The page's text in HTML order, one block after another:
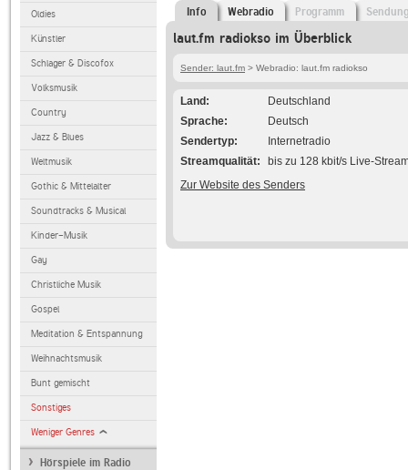
Oldies
Künstler
Schlager & Discofox
Volksmusik
Country
Jazz & Blues
Weltmusik
Gothic & Mittelalter
Soundtracks & Musical
Kinder-Musik
Gay
Christliche Musik
Gospel
Meditation & Entspannung
Weihnachtsmusik
Bunt gemischt
Sonstiges
Weniger Genres
Hörspiele im Radio
Info Webradio Programm
laut.fm radiokso im Überblick
Sender: laut.fm > Webradio: laut.fm radiokso
Land
Deutschland
Sprache
Deutsch
Sendertyp
Internetradio
Streamqualität
bis zu 128 kbit/s Live-
Zur Website des Senders